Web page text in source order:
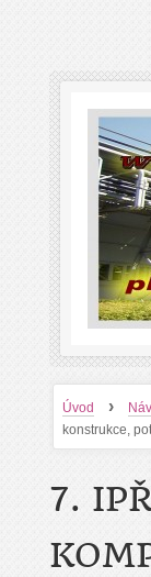
Úvod ›
konstrukce,
7.